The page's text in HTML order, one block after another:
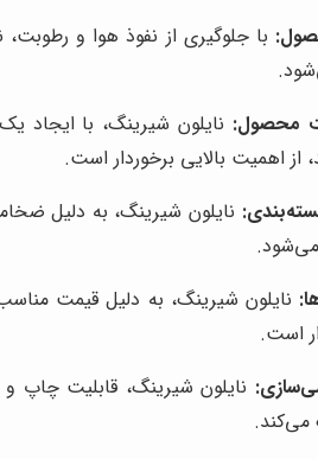
با جلوگیری از نفوذ هوا و
محصول: نایلون شیرینگ، با
از اهمیت بالایی برخوردار است.
نایلون شیرینگ، به دلیل
می‌شود.
نایلون شیرینگ، به دلیل قیمت
است.
نایلون شیرینگ، قابلیت چاپ
می‌کند.